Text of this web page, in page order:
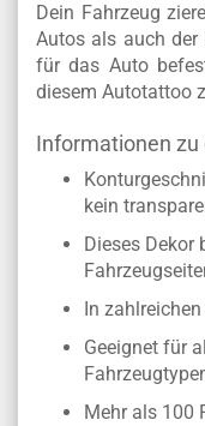
Dein Fahrzeug
Autos als auch der
für das Auto
diesem Autotattoo
Informationen
kein
Dieses Dekor
In
Geeignet für
Mehr als 100